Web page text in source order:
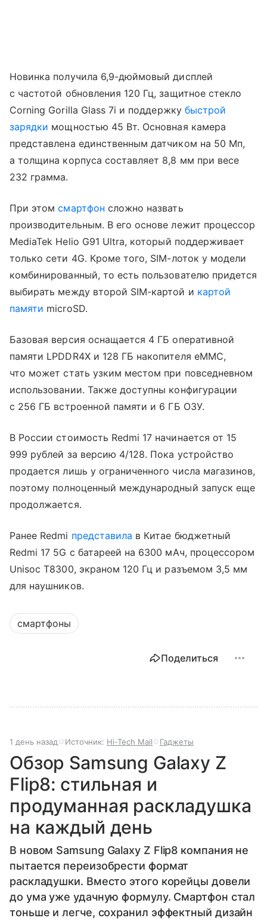
Новинка получила 6,9-дюймовый дисплей
с частотой обновления 120 Гц, защитное стекло
Corning Gorilla Glass 7i и поддержку быстрой
зарядки мощностью 45 Вт. Основная камера
представлена единственным датчиком на 50 Мп,
а толщина корпуса составляет 8,8 мм при весе
232 грамма.
При этомсмартфон сложно назвать
производительным. В его основе лежит процессор
MediaTek Helio G91 Ultra, который поддерживает
только сети 4G. Кроме того, SIM-лоток у модели
комбинированный, то есть пользователю придется
выбирать между второй SIM-картой и картой
памяти microSD.
Базовая версия оснащается 4 ГБ оперативной
памяти LPDDR4X и 128 ГБ накопителя eMMC,
что может стать узким местом при повседневном
использовании. Также доступны конфигурации
с 256 ГБ встроенной памяти и 6 ГБ ОЗУ.
В России стоимость Redmi 17 начинается от 15
999 рублей за версию 4/128. Пока устройство
продается лишь у ограниченного числа магазинов,
поэтому полноценный международный запуск еще
продолжается.
Ранее Redmi представила в Китае бюджетный
Redmi 17 5G с батареей на 6300 мАч, процессором
Unisoc T8300, экраном 120 Гц и разъемом 3,5 мм
для наушников.
смартфоны
Поделиться
1 день назад Источник: Hi-Tech Mail Гаджеты
Обзор Samsung Galaxy Z
Flip8: стильная и
продуманная раскладушка
на каждый день
В новом Samsung Galaxy Z Flip8 компания не
пытается переизобрести формат
раскладушки. Вместо этого корейцы довели
до ума уже удачную формулу. Смартфон стал
тоньше и легче, сохранил эффектный дизайн